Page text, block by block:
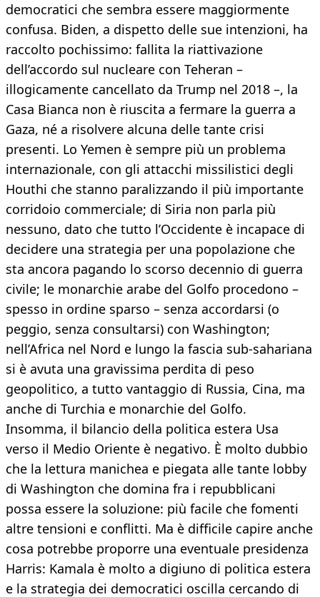
democratici che sembra essere maggiormente
confusa. Biden, a dispetto delle sue intenzioni, ha
raccolto pochissimo: fallita la riattivazione
dell’accordo sul nucleare con Teheran –
illogicamente cancellato da Trump nel 2018 –, la
Casa Bianca non è riuscita a fermare la guerra a
Gaza, né a risolvere alcuna delle tante crisi
presenti. Lo Yemen è sempre più un problema
internazionale, con gli attacchi missilistici degli
Houthi che stanno paralizzando il più importante
corridoio commerciale; di Siria non parla più
nessuno, dato che tutto l’Occidente è incapace di
decidere una strategia per una popolazione che
sta ancora pagando lo scorso decennio di guerra
civile; le monarchie arabe del Golfo procedono –
spesso in ordine sparso – senza accordarsi (o
peggio, senza consultarsi) con Washington;
nell’Africa nel Nord e lungo la fascia sub-sahariana
si è avuta una gravissima perdita di peso
geopolitico, a tutto vantaggio di Russia, Cina, ma
anche di Turchia e monarchie del Golfo.
Insomma, il bilancio della politica estera Usa
verso il Medio Oriente è negativo. È molto dubbio
che la lettura manichea e piegata alle tante lobby
di Washington che domina fra i repubblicani
possa essere la soluzione: più facile che fomenti
altre tensioni e conflitti. Ma è difficile capire anche
cosa potrebbe proporre una eventuale presidenza
Harris: Kamala è molto a digiuno di politica estera
e la strategia dei democratici oscilla cercando di